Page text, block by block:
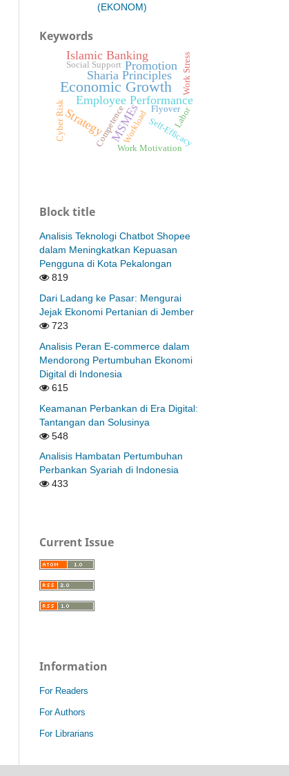
(EKONOM)
Keywords
Economic Growth
Employee Performance
MSMEs
Strategy
Sharia Principles
Promotion
Islamic Banking
Workload
Work Motivation
Competence Self-Efficacy
Social Support Work Stress
Flyover
Cyber Risk Labor
Block title
Analisis Teknologi Chatbot Shopee
dalam Meningkatkan Kepuasan
Pengguna di Kota Pekalongan
819
Dari Ladang ke Pasar: Mengurai
Jejak Ekonomi Pertanian di Jember
723
Analisis Peran E-commerce dalam
Mendorong Pertumbuhan Ekonomi
Digital di Indonesia
615
Keamanan Perbankan di Era Digital:
Tantangan dan Solusinya
548
Analisis Hambatan Pertumbuhan
Perbankan Syariah di Indonesia
433
Current Issue
Information
For Readers
For Authors
For Librarians